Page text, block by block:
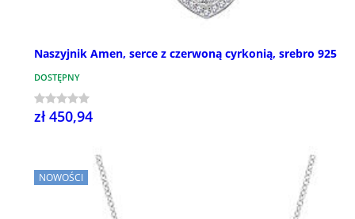
Naszyjnik Amen, serce z czerwoną cyrkonią, srebro 925
DOSTĘPNY
zł 450,94
NOWOŚCI